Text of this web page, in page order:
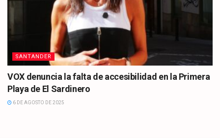
SANTANDER
VOX denuncia la falta de accesibilidad en la Primera
Playa de El Sardinero
6 DE AGOSTO DE 2025